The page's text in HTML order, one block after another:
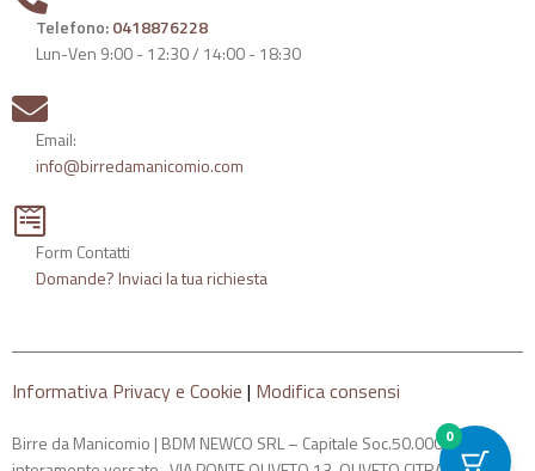
Telefono:0418876228
Lun-Ven 9:00 - 12:30 / 14:00 - 18:30
Email:
info@birredamanicomio.com
Form Contatti
Domande? Inviaci la tua richiesta
Informativa Privacy e Cookie | Modifica consensi
Birre da Manicomio | BDM NEWCO SRL – Capitale Soc.50.000 0